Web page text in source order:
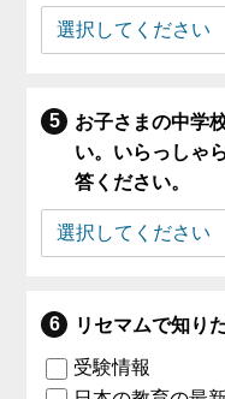
お子さまの中学
い。いらっしゃ
答ください。
リセマムで知り
受験情報